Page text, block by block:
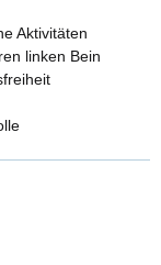
Aktivitäten
linken Bein